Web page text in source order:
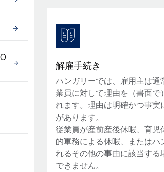
解雇手続き
ハンガリーでは、雇用主は通
業員に対して理由を（書面で
れます。理由は明確かつ事実
があります。
従業員が産前産後休暇、育児
的軍務による休暇、またはハ
れるその他の事由に該当する
できません。